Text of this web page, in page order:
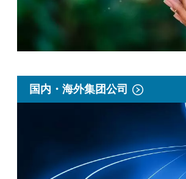
国内・海外集团公司